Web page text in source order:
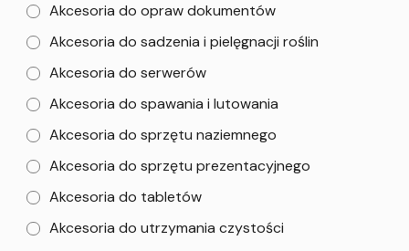
Akcesoria do opraw dokumentów
Akcesoria do sadzenia i pielęgnacji roślin
Akcesoria do serwerów
Akcesoria do spawania i lutowania
Akcesoria do sprzętu naziemnego
Akcesoria do sprzętu prezentacyjnego
Akcesoria do tabletów
Akcesoria do utrzymania czystości